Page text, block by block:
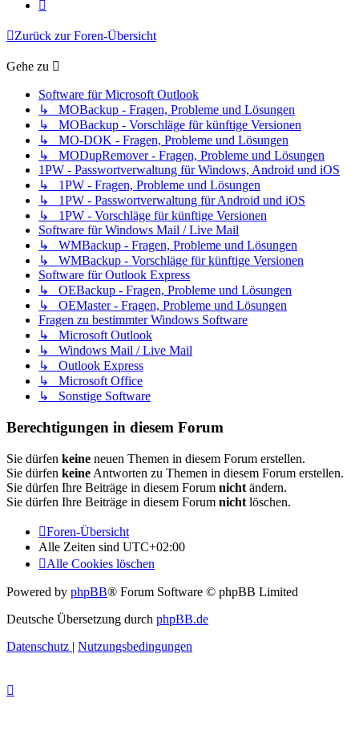
Zurück zur Foren-Übersicht
Gehe zu
Software für Microsoft Outlook
↳ MOBackup - Fragen, Probleme und Lösungen
↳ MOBackup - Vorschläge für künftige Versionen
↳ MO-DOK - Fragen, Probleme und Lösungen
↳ MODupRemover - Fragen, Probleme und Lösungen
1PW - Passwortverwaltung für Windows, Android und iOS
↳ 1PW - Fragen, Probleme und Lösungen
↳ 1PW - Passwortverwaltung für Android und iOS
↳ 1PW - Vorschläge für künftige Versionen
Software für Windows Mail / Live Mail
↳ WMBackup - Fragen, Probleme und Lösungen
↳ WMBackup - Vorschläge für künftige Versionen
Software für Outlook Express
↳ OEBackup - Fragen, Probleme und Lösungen
↳ OEMaster - Fragen, Probleme und Lösungen
Fragen zu bestimmter Windows Software
↳ Microsoft Outlook
↳ Windows Mail / Live Mail
↳ Outlook Express
↳ Microsoft Office
↳ Sonstige Software
Berechtigungen in diesem Forum
Sie dürfen keine neuen Themen in diesem Forum erstellen.
Sie dürfen keine Antworten zu Themen in diesem Forum erstellen.
Sie dürfen Ihre Beiträge in diesem Forum nicht ändern.
Sie dürfen Ihre Beiträge in diesem Forum nicht löschen.
Foren-Übersicht
Alle Zeiten sind UTC+02:00
Alle Cookies löschen
Powered by phpBB® Forum Software © phpBB Limited
Deutsche Übersetzung durch phpBB.de
Datenschutz | Nutzungsbedingungen